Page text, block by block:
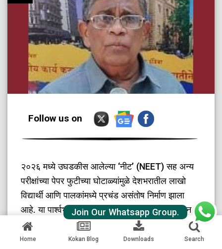
Follow us on
२०२६ मध्ये उघडकीस आलेल्या ‘नीट’ (NEET) सह अन्य
परीक्षांच्या पेपर फुटीच्या घोटाळ्यांमुळे देशभरातील लाखो
विद्यार्थी आणि पालकांमध्ये प्रचंड असंतोष निर्माण झाला
आहे. या पार्श्वभूमीवर, केंद्रीय शिक्षण मंत्री धर्मेंद्र प्रधान
यांनी आपल्या पदाचा त्वरित राजीनामा द्यावा आणि या संपूर्ण
प्रकरणाची सखोल चौकशी व्हावी, अशी जोरदार मागणी
Home Kokan Blog Downloads Search
Join Our Whatsapp Group.